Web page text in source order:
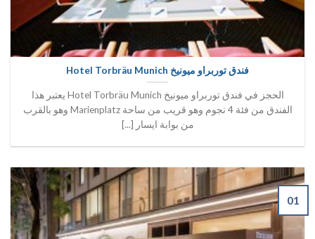
فندق توربراو ميونيخ Hotel Torbräu Munich
الحجز في فندق توربراو ميونيخ Hotel Torbräu Munich يعتبر هذا
الفندق من فئة 4 نجوم وهو قريب من ساحة Marienplatz وهو بالقرب
من بوابة ايسار [...]
01